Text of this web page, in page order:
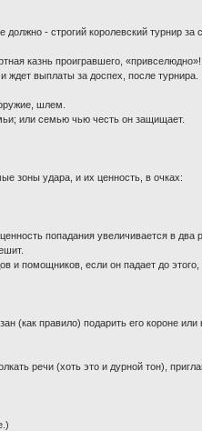
- строгий королевский турнир за
казнь проигравшего,
ждет выплаты за доспех, после турнира.
шлем.
или семью чью честь он защищает.
зоны удара, и их ценность, в очках:
попадания увеличивается в два
и помощников, если он падает до
(как правило) подарить его короне или
речи (хоть это и дурной тон),